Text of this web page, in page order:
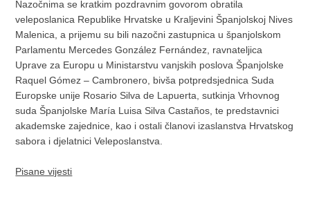
Nazočnima se kratkim pozdravnim govorom obratila
veleposlanica Republike Hrvatske u Kraljevini Španjolskoj Nives
Malenica, a prijemu su bili nazočni zastupnica u španjolskom
Parlamentu Mercedes González Fernández, ravnateljica
Uprave za Europu u Ministarstvu vanjskih poslova Španjolske
Raquel Gómez – Cambronero, bivša potpredsjednica Suda
Europske unije Rosario Silva de Lapuerta, sutkinja Vrhovnog
suda Španjolske María Luisa Silva Castaños, te predstavnici
akademske zajednice, kao i ostali članovi izaslanstva Hrvatskog
sabora i djelatnici Veleposlanstva.
Pisane vijesti